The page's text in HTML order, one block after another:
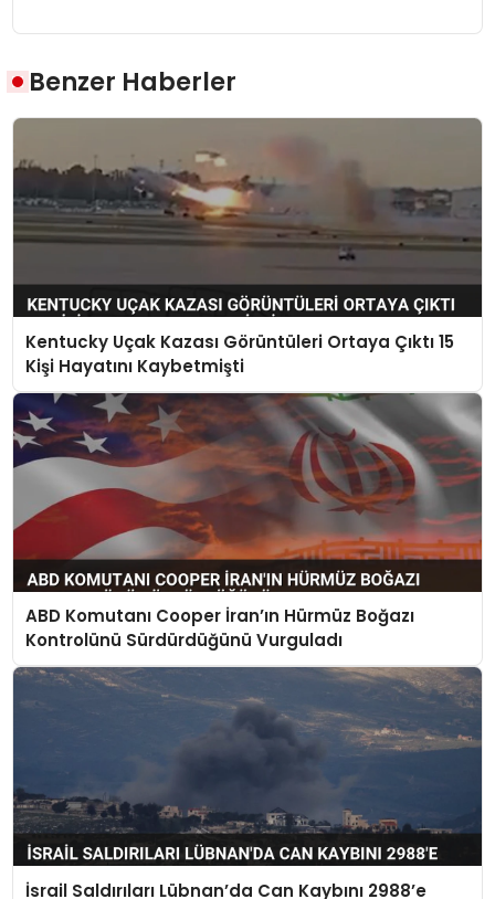
Benzer Haberler
Kentucky Uçak Kazası Görüntüleri Ortaya Çıktı 15
Kişi Hayatını Kaybetmişti
ABD Komutanı Cooper İran’ın Hürmüz Boğazı
Kontrolünü Sürdürdüğünü Vurguladı
İsrail Saldırıları Lübnan’da Can Kaybını 2988’e